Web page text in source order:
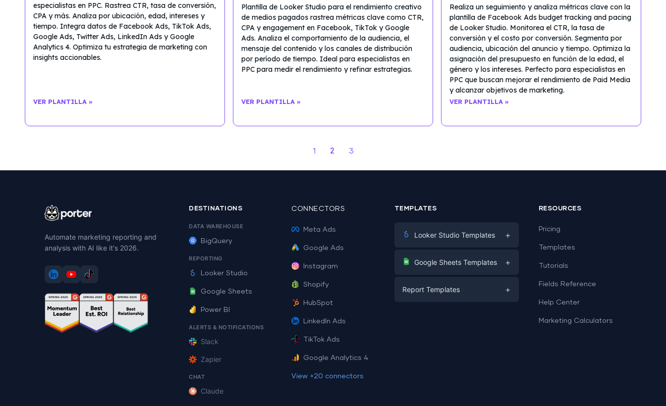
especialistas en PPC. Rastrea CTR, tasa de conversión,
CPA y más. Analiza por ubicación, edad, intereses y
tiempo. Integra datos de Facebook Ads, TikTok Ads,
Google Ads, Twitter Ads, LinkedIn Ads y Google
Analytics 4. Optimiza tu estrategia de marketing con
insights accionables.
VER PLANTILLA »
Plantilla de Looker Studio para el rendimiento creativo
de medios pagados rastrea métricas clave como CTR,
CPA y engagement en Facebook, TikTok y Google
Ads. Analiza el comportamiento de la audiencia, el
mensaje del contenido y los canales de distribución
por período de tiempo. Ideal para especialistas en
PPC para medir el rendimiento y refinar estrategias.
VER PLANTILLA »
Realiza un seguimiento y analiza métricas clave con la
plantilla de Facebook Ads budget tracking and pacing
de Looker Studio. Monitorea el CTR, la tasa de
conversión y el costo por conversión. Segmenta por
audiencia, ubicación del anuncio y tiempo. Optimiza la
asignación del presupuesto en función de la edad, el
género y los intereses. Perfecto para especialistas en
PPC que buscan mejorar el rendimiento de Paid Media
y alcanzar objetivos de marketing.
VER PLANTILLA »
1 2 3
Automate marketing reporting and
analysis with AI like it's 2026.
DESTINATIONS
DATA WAREHOUSE
BigQuery
REPORTING
Looker Studio
Google Sheets
Power BI
ALERTS & NOTIFICATIONS
Slack
Zapier
CHAT
Claude
CONNECTORS
Meta Ads
Google Ads
Instagram
Shopify
HubSpot
LinkedIn Ads
TikTok Ads
Google Analytics 4
View +20 connectors
TEMPLATES
Looker Studio Templates +
Digital Marketing
PPC
Google Sheets Templates +
Report Templates +
RESOURCES
Pricing
Templates
Tutorials
Fields Reference
Help Center
Marketing Calculators